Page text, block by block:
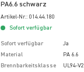
PA6.6 schwarz
Artikel-Nr.: 014.44.180
Sofort verfügbar
Sofort verfügbar
Ja
Material
PA 6.6
Brennbarkeitsklasse
UL94-V2